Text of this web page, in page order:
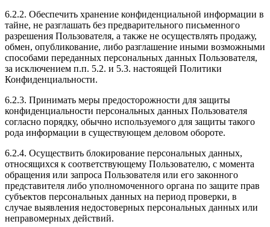
6.2.2. Обеспечить хранение конфиденциальной информации в
тайне, не разглашать без предварительного письменного
разрешения Пользователя, а также не осуществлять продажу,
обмен, опубликование, либо разглашение иными возможными
способами переданных персональных данных Пользователя,
за исключением п.п. 5.2. и 5.3. настоящей Политики
Конфиденциальности.
6.2.3. Принимать меры предосторожности для защиты
конфиденциальности персональных данных Пользователя
согласно порядку, обычно используемого для защиты такого
рода информации в существующем деловом обороте.
6.2.4. Осуществить блокирование персональных данных,
относящихся к соответствующему Пользователю, с момента
обращения или запроса Пользователя или его законного
представителя либо уполномоченного органа по защите прав
субъектов персональных данных на период проверки, в
случае выявления недостоверных персональных данных или
неправомерных действий.